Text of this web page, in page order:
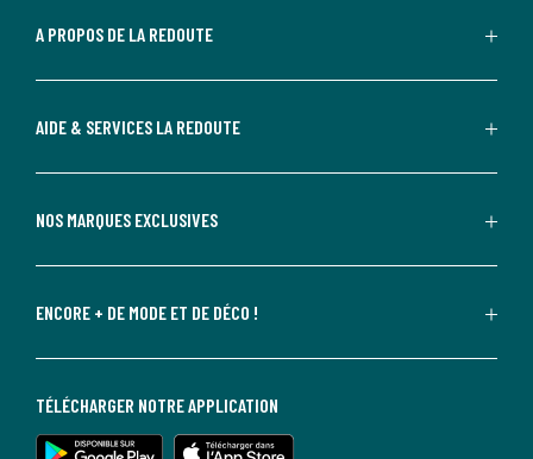
A PROPOS DE LA REDOUTE
AIDE & SERVICES LA REDOUTE
NOS MARQUES EXCLUSIVES
ENCORE + DE MODE ET DE DÉCO !
TÉLÉCHARGER NOTRE APPLICATION